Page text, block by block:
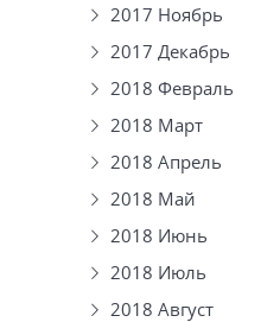
2017 Ноябрь
2017 Декабрь
2018 Февраль
2018 Март
2018 Апрель
2018 Май
2018 Июнь
2018 Июль
2018 Август